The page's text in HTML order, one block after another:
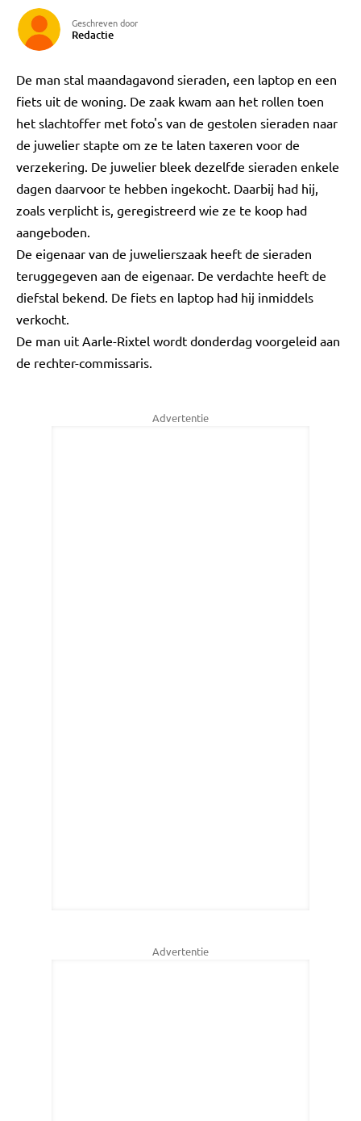
Geschreven door
Redactie
De man stal maandagavond sieraden, een laptop en een
fiets uit de woning. De zaak kwam aan het rollen toen
het slachtoffer met foto's van de gestolen sieraden naar
de juwelier stapte om ze te laten taxeren voor de
verzekering. De juwelier bleek dezelfde sieraden enkele
dagen daarvoor te hebben ingekocht. Daarbij had hij,
zoals verplicht is, geregistreerd wie ze te koop had
aangeboden.
De eigenaar van de juwelierszaak heeft de sieraden
teruggegeven aan de eigenaar. De verdachte heeft de
diefstal bekend. De fiets en laptop had hij inmiddels
verkocht.
De man uit Aarle-Rixtel wordt donderdag voorgeleid aan
de rechter-commissaris.
Advertentie
Advertentie